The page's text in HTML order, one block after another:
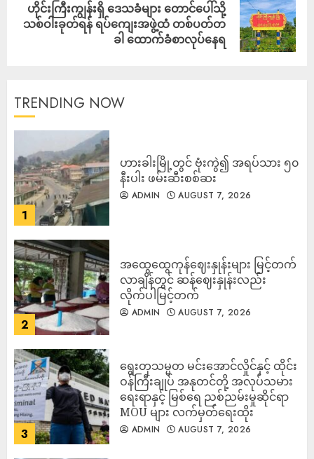
ဟိုင်းကြီးကျွန်းရှိ ဒေသခံများ တောင်ပေါ်သို့
သစ်ဝါးခုတ်ရန် ရပ်ကျေးအဖွဲ့ထံ တစ်ပတ်တ
ခါ ထောက်ခံစာလုပ်နေရ
TRENDING NOW
1
ဟားခါးမြို့တွင် ဗုံးကွဲ၍ အရပ်သား ၅၀
နီးပါး ဖမ်းဆီးစစ်ဆး
ADMIN AUGUST 7, 2026
2
အထွေထွေကုန်ဈေးနှုန်းများ မြင့်တက်
လာချိန်တွင် ဆန်ဈေးနှုန်းလည်း
လိုက်ပါမြင့်တက်
ADMIN AUGUST 7, 2026
3
ရွေးတုသမ္မတ မင်းအောင်လှိုင်နှင့် ထိုင်း
ဝန်ကြီးချုပ် အနုတင်တို့ အလုပ်သမား
ရေးရာနှင့် မြစ်ရေ ညစ်ညမ်းမှုဆိုင်ရာ
MOU များ လက်မှတ်ရေးထိုး
ADMIN AUGUST 7, 2026